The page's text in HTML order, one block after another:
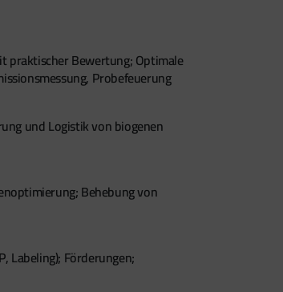
praktischer Bewertung; Optimale
Probefeuerung
und Logistik von biogenen
Behebung von
Labeling); Förderungen;